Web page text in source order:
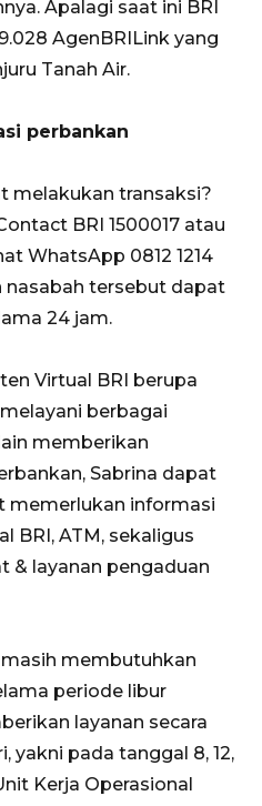
Apalagi saat ini BRI
AgenBRILink yang
Tanah Air.
perbankan
melakukan transaksi?
BRI 1500017 atau
WhatsApp 0812 1214
nasabah tersebut dapat
24 jam.
Virtual BRI berupa
berbagai
memberikan
Sabrina dapat
memerlukan informasi
BRI, ATM, sekaligus
& layanan pengaduan
masih membutuhkan
periode libur
layanan secara
yakni pada tanggal 8, 12,
Kerja Operasional